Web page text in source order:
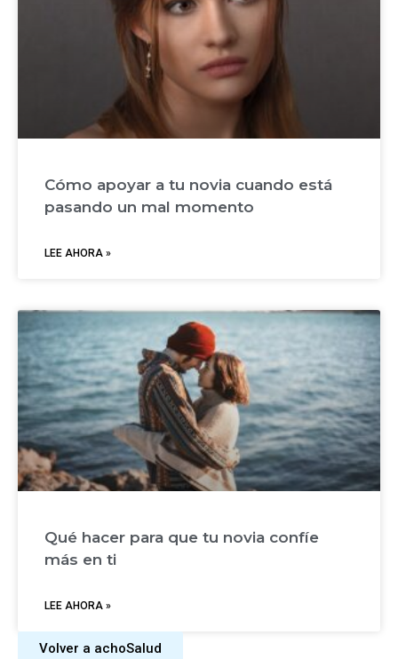
Cómo apoyar a tu novia cuando está
pasando un mal momento
LEE AHORA »
Qué hacer para que tu novia confíe
más en ti
LEE AHORA »
Volver a achoSalud